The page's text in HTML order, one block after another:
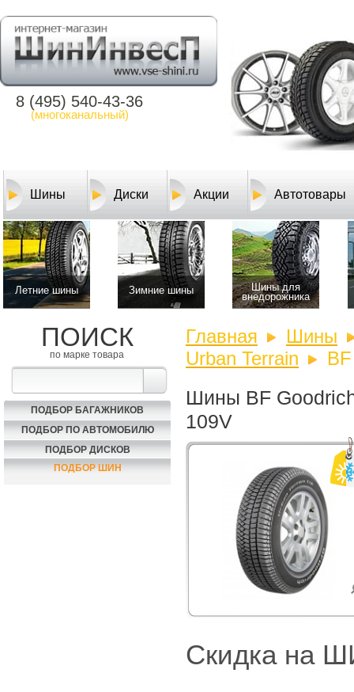
8 (495) 540-43-36
(многоканальный)
Шины Диски Акции Автотовары
Летние шины Зимние шины
Шины для
внедорожника
ПОИСК
по марке товара
ПОДБОР БАГАЖНИКОВ
ПОДБОР ПО АВТОМОБИЛЮ
ПОДБОР ДИСКОВ
ПОДБОР ШИН
Главная
Шины
Urban Terrain
Шины BF
109V
Скидка на